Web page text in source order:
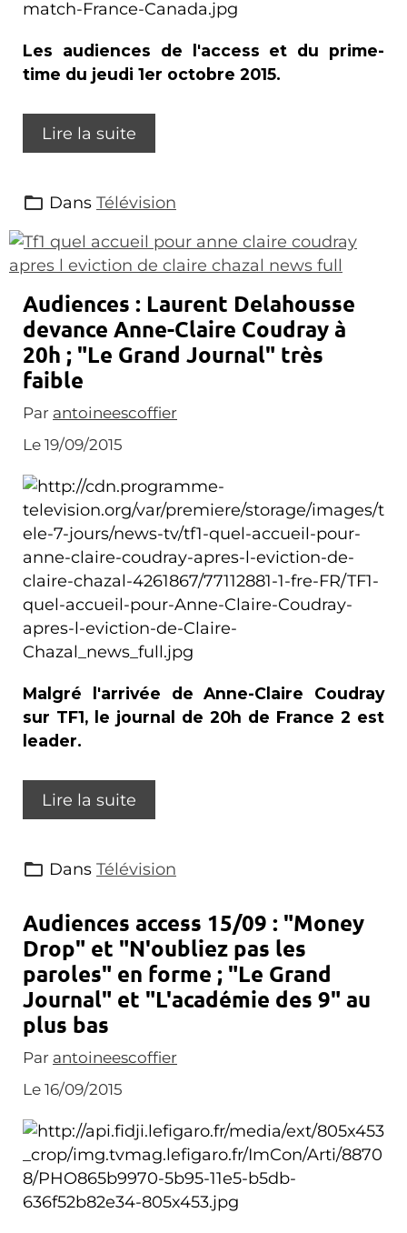
Les audiences de l'access et du prime-
time du jeudi 1er octobre 2015.
Lire la suite
Dans Télévision
Audiences : Laurent Delahousse
devance Anne-Claire Coudray à
20h ; "Le Grand Journal" très
faible
Par antoineescoffier
Le 19/09/2015
Malgré l'arrivée de Anne-Claire Coudray
sur TF1, le journal de 20h de France 2 est
leader.
Lire la suite
Dans Télévision
Audiences access 15/09 : "Money
Drop" et "N'oubliez pas les
paroles" en forme ; "Le Grand
Journal" et "L'académie des 9" au
plus bas
Par antoineescoffier
Le 16/09/2015